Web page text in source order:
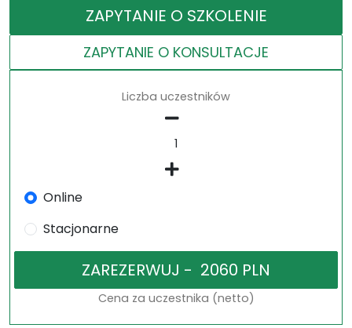
ZAPYTANIE O SZKOLENIE
ZAPYTANIE O KONSULTACJE
Liczba uczestników
Online
Stacjonarne
Cena za uczestnika (netto)